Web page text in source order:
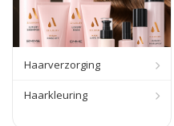
Haarverzorging
Haarkleuring